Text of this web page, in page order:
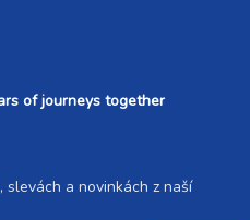
of journeys together
slevách a novinkách z naší